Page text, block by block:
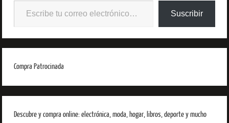
Suscribir
Compra Patrocinada
Descubre y compra online: electrónica, moda, hogar, libros, deporte y mucho